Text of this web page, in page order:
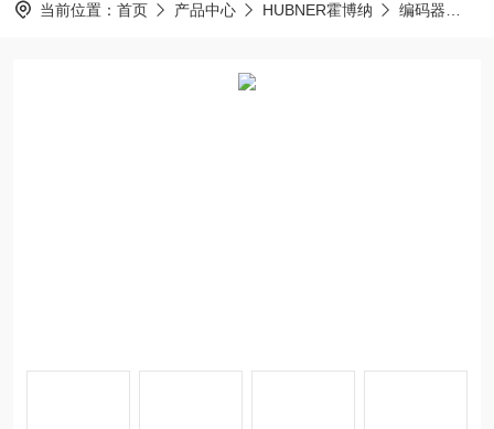
当前位置： 首页 产品中心 HUBNER霍博纳 编码器